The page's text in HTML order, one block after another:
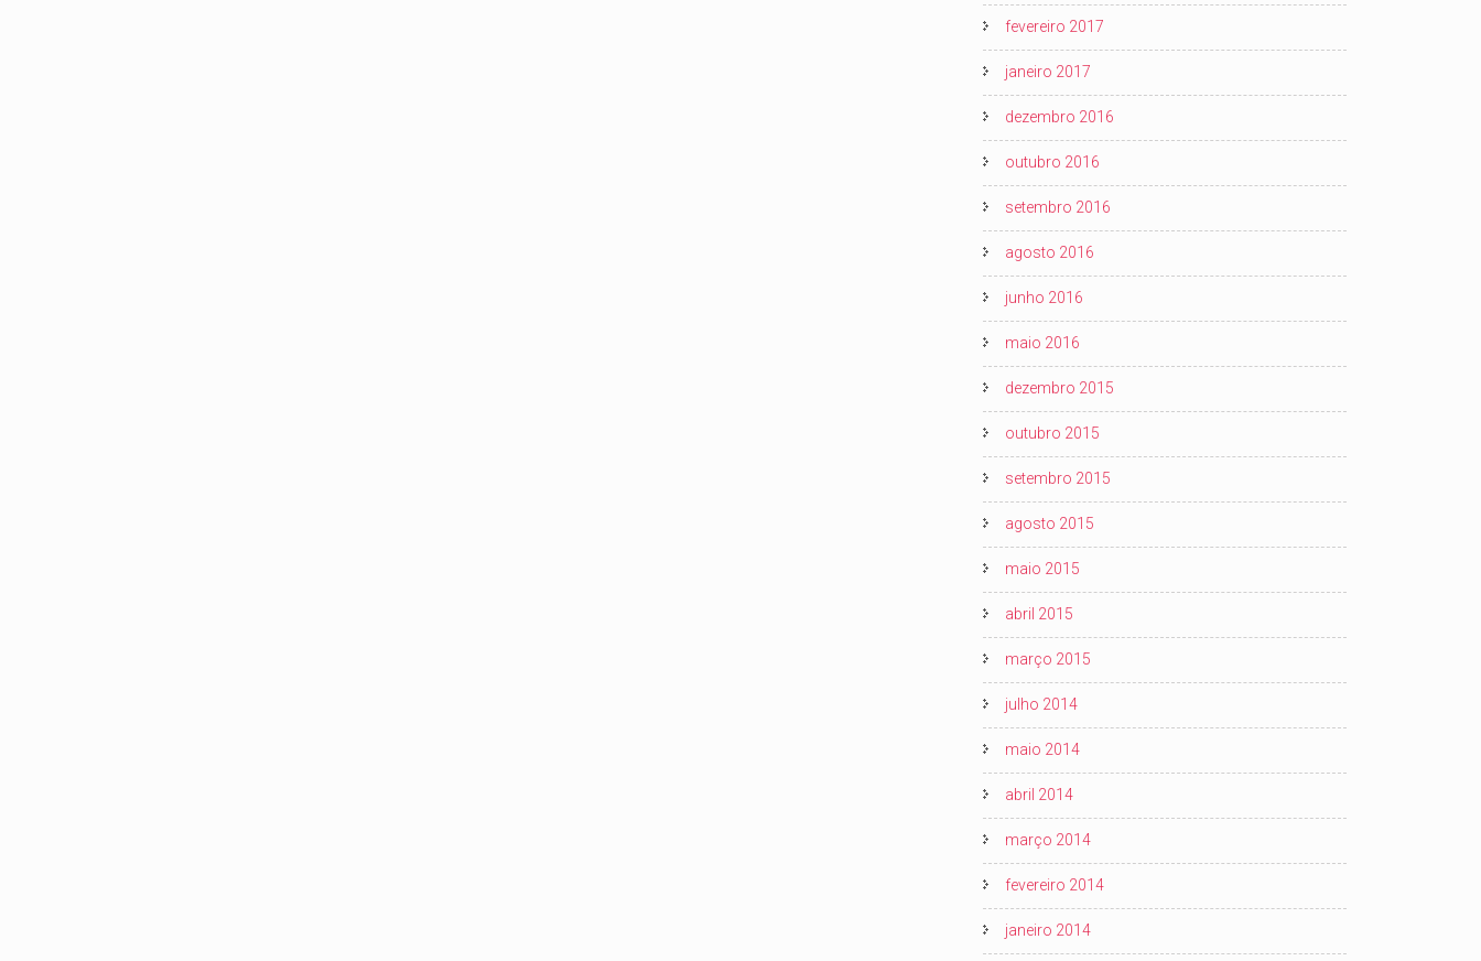
fevereiro 2017
janeiro 2017
dezembro 2016
outubro 2016
setembro 2016
agosto 2016
junho 2016
maio 2016
dezembro 2015
outubro 2015
setembro 2015
agosto 2015
maio 2015
abril 2015
março 2015
julho 2014
maio 2014
abril 2014
março 2014
fevereiro 2014
janeiro 2014